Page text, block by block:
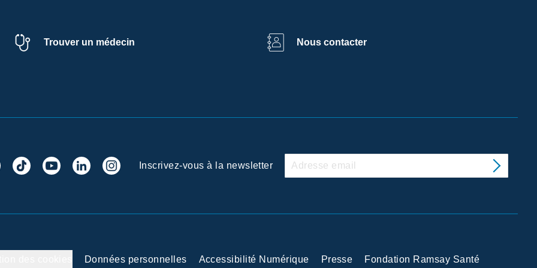
Trouver un médecin Nous contacter
Inscrivez-vous à la newsletter
Données personnelles Accessibilité Numérique Presse Fondation Ramsay Santé